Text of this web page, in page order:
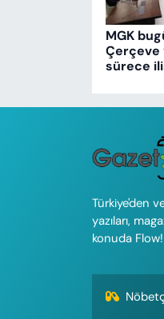
MGK
Çerçeve
sürece
Türkiye'den
yazıları,
konuda Flow!